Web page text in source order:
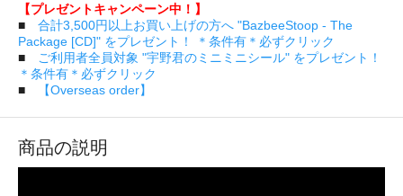
【プレゼントキャンペーン中！】
■ 合計3,500円以上お買い上げの方へ "BazbeeStoop - The
Package [CD]" をプレゼント！ ＊条件有＊必ずクリック
■
ご利用者全員対象 "宇野君のミニミニシール" をプレゼント！
＊条件有＊必ずクリック
■
【Overseas order】
商品の説明